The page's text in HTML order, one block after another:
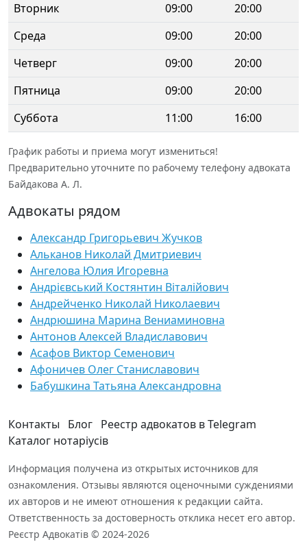
Вторник
09:00
20:00
Среда
09:00
20:00
Четверг
09:00
20:00
Пятница
09:00
20:00
Суббота
11:00 16:00
График работы и приема могут измениться!
Предварительно уточните по рабочему телефону адвоката
Байдакова А. Л.
Адвокаты рядом
Александр Григорьевич Жучков
Альканов Николай Дмитриевич
Ангелова Юлия Игоревна
Андрієвський Костянтин Віталійович
Андрейченко Николай Николаевич
Андрюшина Марина Вениаминовна
Антонов Алексей Владиславович
Асафов Виктор Семенович
Афоничев Олег Станиславович
Бабушкина Татьяна Александровна
Контакты Блог Реестр адвокатов в Telegram
Каталог нотаріусів
Информация получена из открытых источников для
ознакомления. Отзывы являются оценочными суждениями
их авторов и не имеют отношения к редакции сайта.
Ответственность за достоверность отклика несет его автор.
Реєстр Адвокатів © 2024-2026